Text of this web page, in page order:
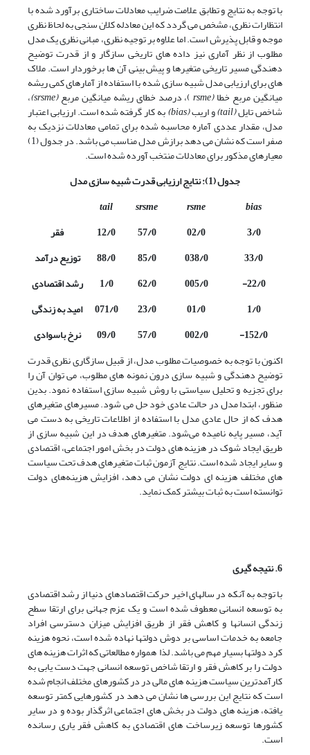
با توجه به نتایج و تطابق علامت ضرایب معادلات ساختاری برآورد شده با
انتظارات نظری، مشخص می گردد که این معادله کلان سنجی به لحاظ نظری
موجه و قابل پذیرش است. اما علاوه بر توجیه نظری، مبانی نظری یک مدل
مطلوب از نظر آماری نیز داده های تاریخی سازگار و از قدرت توضیح
دهندگی مسیر تاریخی متغیرها و پیش بینی آن ها برخوردار است. ملاک
های برای ارزیابی مدل شبیه سازی شده با استفاده از آمارهای کمی ریشه
میانگین مربع خطا(
rsme)، درصد خطای ریشه میانگین مربع(
srsme
)،
شاخص تایل(
tail
)و اریب(
bias
)به کار گرفته شده است. ارزیابی اعتبار
مدل، مقدار عددی آماره محاسبه شده برای تمامی معادلات نزدیک به
صفر است که نشان می دهد برازش مدل مناسب می باشد. در جدول (1)
معیارهای مذکور برای معادلات منتخب آورده شده است.
جدول (1): نتایج ارزیابی قدرت شبیه سازی مدل
bias
rsme
srsme
tail
3/0
02/0
57/0
12/0
فقر
33/0
038/0
85/0
88/0
توزیع درآمد
22/0-
005/0
62/0
1/0
رشد اقتصادی
1/0
01/0
23/0
071/0
امید به زندگی
152/0-
002/0
57/0
09/0
نرخ باسوادی
اکنون با توجه به خصوصیات مطلوب مدل، از قبیل سازگاری نظری قدرت
توضیح دهندگی و شبیه سازی درون نمونه های مطلوب، می توان آن را
برای تجزیه و تحلیل سیاستی با روش شبیه سازی استفاده نمود. بدین
منظور، ابتدا مدل در حالت عادی خود حل می شود. مسیرهای متغیرهای
هدف که از حال عادی مدل با استفاده از اطلاعات تاریخی به دست می
آید، مسیر پایه نامیده می‌شود. متغیرهای هدف در این شبیه سازی از
طریق ایجاد شوک در هزینه های دولت در بخش امور اجتماعی، اقتصادی
و سایر ایجاد شده است. نتایج آزمون ثبات متغیرهای هدف تحت سیاست
های مختلف هزینه ای دولت نشان می دهد، افزایش هزینه‌های دولت
توانسته است به ثبات بیشتر کمک نماید.
6. نتیجه گیری
با توجه به آنکه در سالهای اخیر حرکت اقتصادهای دنیا از رشد اقتصادی
به توسعه انسانی معطوف شده است و یک عزم جهانی برای ارتقا سطح
زندگی انسانها و کاهش فقر از طریق افزایش میزان دسترسی افراد
جامعه به خدمات اساسی بر دوش دولتها نهاده شده است، نحوه هزینه
کرد دولتها بسیار مهم می باشد. لذا همواره مطالعاتی که اثرات هزینه های
دولت را بر کاهش فقر و ارتقا شاخص توسعه انسانی جهت دست یابی به
کارآمدترین سیاست هزینه های مالی در در کشورهای مختلف انجام شده
است که نتایج این بررسی ها نشان می دهد در کشورهایی کمتر توسعه
یافته، هزینه های دولت در بخش های اجتماعی اثرگذار بوده و در سایر
کشورها توسعه زیرساخت های اقتصادی به کاهش فقر یاری رسانده
است.